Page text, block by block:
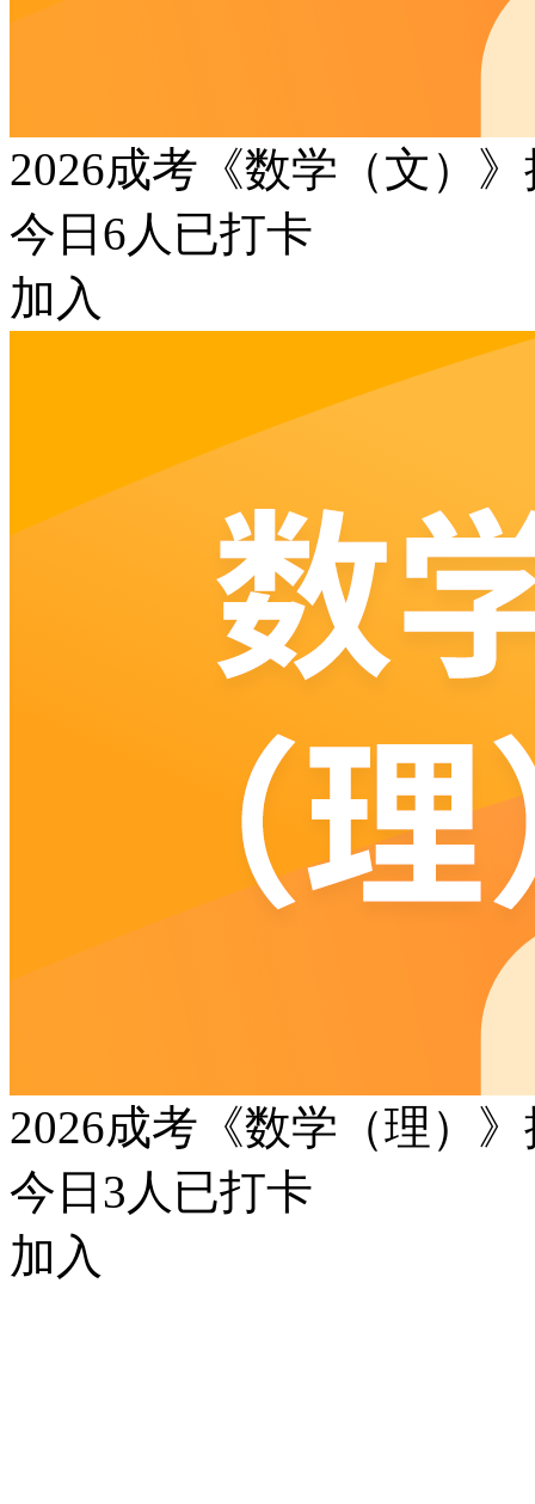
2026成考《数学（文）
今日 6人已打卡
加入
2026成考《数学（理）
今日 3 人已打卡
加入